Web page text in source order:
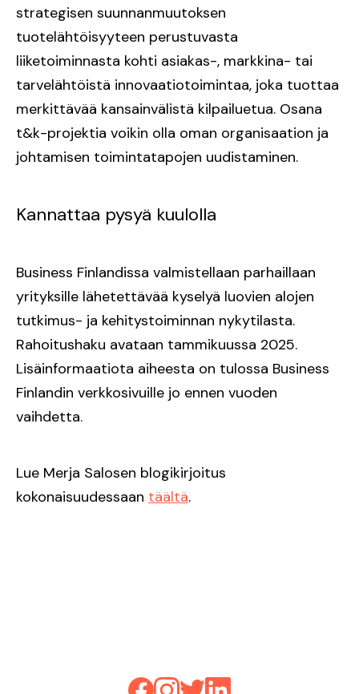
strategisen suunnanmuutoksen
tuotelähtöisyyteen perustuvasta
liiketoiminnasta kohti asiakas-, markkina- tai
tarvelähtöistä innovaatiotoimintaa, joka tuottaa
merkittävää kansainvälistä kilpailuetua. Osana
t&k-projektia voikin olla oman organisaation ja
johtamisen toimintatapojen uudistaminen.
Kannattaa pysyä kuulolla
Business Finlandissa valmistellaan parhaillaan
yrityksille lähetettävää kyselyä luovien alojen
tutkimus- ja kehitystoiminnan nykytilasta.
Rahoitushaku avataan tammikuussa 2025.
Lisäinformaatiota aiheesta on tulossa Business
Finlandin verkkosivuille jo ennen vuoden
vaihdetta.
Lue Merja Salosen blogikirjoitus
kokonaisuudessaan täältä.